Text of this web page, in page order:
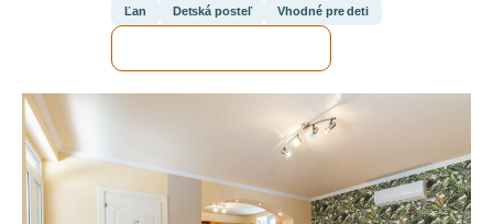
Ľan Detská posteľ Vhodné pre deti